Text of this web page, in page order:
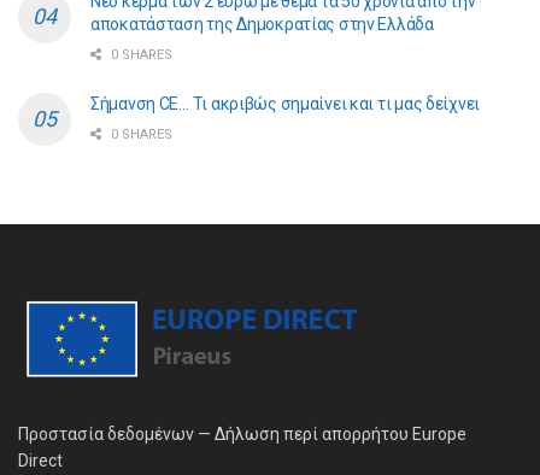
αποκατάσταση της Δημοκρατίας στην Ελλάδα
0 SHARES
Σήμανση CE… Τι ακριβώς σημαίνει και τι μας δείχνει
0 SHARES
Προστασία δεδομένων — Δήλωση περί απορρήτου Europe
Direct